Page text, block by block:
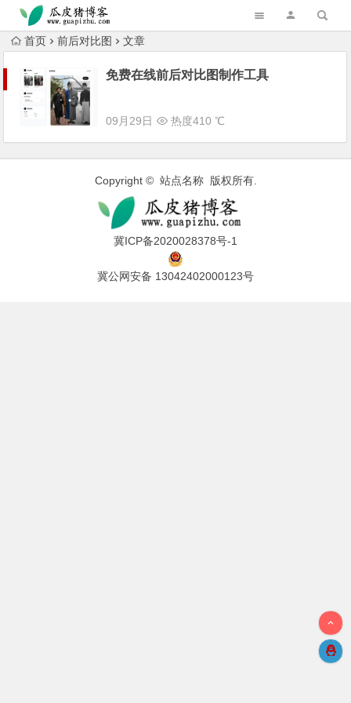
跳转到主内容
首页 前后对比图 文章
免费在线前后对比图制作工具
09月29日 热度410 ℃
Copyright © 站点名称 版权所有.
冀ICP备2020028378号-1
冀公网安备 13042402000123号